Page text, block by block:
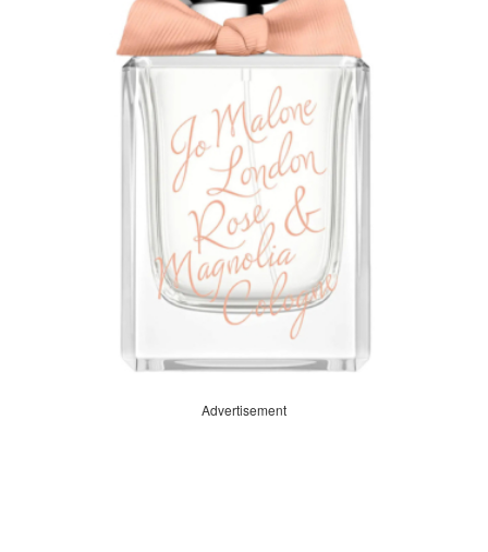
Advertisement